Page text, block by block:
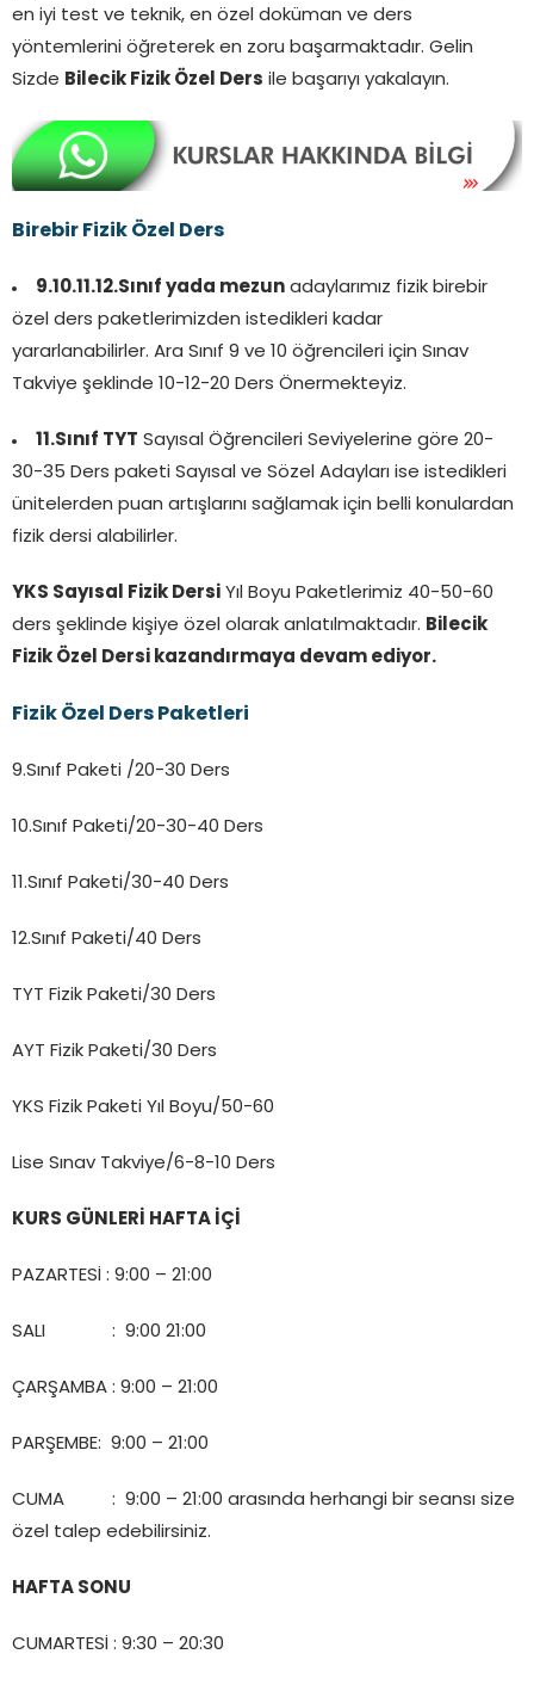
en iyi test ve teknik, en özel doküman ve ders
yöntemlerini öğreterek en zoru başarmaktadır. Gelin
Sizde Bilecik F izik Özel Ders ile başarıyı yakalayın.
Birebir Fizik Özel Ders
9.10.11.12.Sınıf yada mezun adaylarımız fizik birebir
özel ders paketlerimizden istedikleri kadar
yararlanabilirler. Ara Sınıf 9 ve 10 öğrencileri için Sınav
Takviye şeklinde 10-12-20 Ders Önermekteyiz.
11.Sınıf TYT Sayısal Öğrencileri Seviyelerine göre 20-
30-35 Ders paketi Sayısal ve Sözel Adayları ise istedikleri
ünitelerden puan artışlarını sağlamak için belli konulardan
fizik dersi alabilirler.
YKS Sayısal Fizik Dersi Yıl Boyu Paketlerimiz 40-50-60
ders şeklinde kişiye özel olarak anlatılmaktadır. Bilecik
Fizik Özel Dersi kazandırmaya devam ediyor.
Fizik Özel Ders Paketleri
9.Sınıf Paketi /20-30 Ders
10.Sınıf Paketi/20-30-40 Ders
11.Sınıf Paketi/30-40 Ders
12.Sınıf Paketi/40 Ders
TYT Fizik Paketi/30 Ders
AYT Fizik Paketi/30 Ders
YKS Fizik Paketi Yıl Boyu/50-60
Lise Sınav Takviye/6-8-10 Ders
KURS GÜNLERİ HAFTA İÇİ
PAZARTESİ : 9:00 – 21:00
SALI : 9:00 21:00
ÇARŞAMBA : 9:00 – 21:00
PARŞEMBE: 9:00 – 21:00
CUMA : 9:00 – 21:00 arasında herhangi bir seansı size
özel talep edebilirsiniz.
HAFTA SONU
CUMARTESİ : 9:30 – 20:30